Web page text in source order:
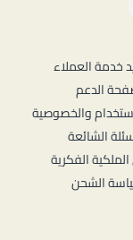
خدمة العملاء
الدعم
والخصوصية
الشائعة
الفكرية
الشحن